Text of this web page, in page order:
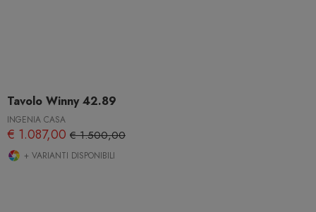
Tavolo Winny 42.89
INGENIA CASA
€ 1.087,00 € 1.500,00
+ VARIANTI DISPONIBILI